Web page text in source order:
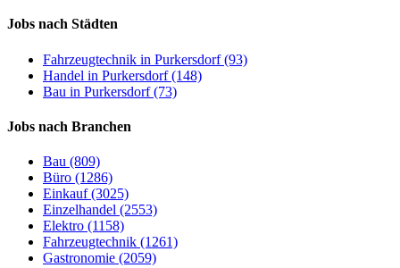
Jobs nach Städten
Fahrzeugtechnik in Purkersdorf (93)
Handel in Purkersdorf (148)
Bau in Purkersdorf (73)
Jobs nach Branchen
Bau (809)
Büro (1286)
Einkauf (3025)
Einzelhandel (2553)
Elektro (1158)
Fahrzeugtechnik (1261)
Gastronomie (2059)